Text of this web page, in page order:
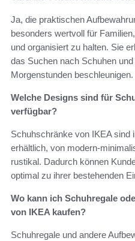
Ja, die praktischen
besonders wertvoll für
und organisiert zu halten. Sie
das Suchen nach Schuhen
Morgenstunden beschleunigen.
Welche Designs sind für
verfügbar?
Schuhschränke von IKEA sind
erhältlich, von modern-
rustikal. Dadurch können
optimal zu ihrer bestehenden
Wo kann ich Schuhregale
von IKEA kaufen?
Schuhregale und andere